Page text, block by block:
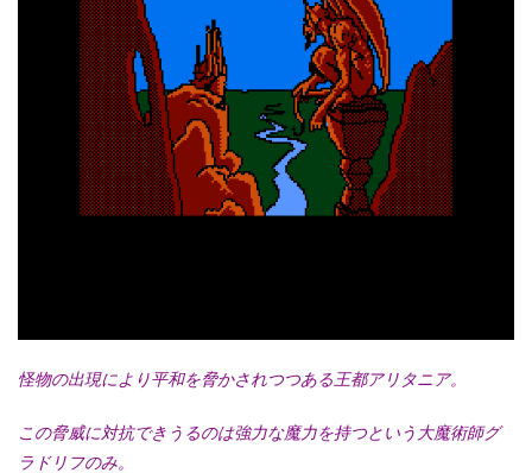
怪物の出現により平和を脅かされつつある王都アリタニア。
この脅威に対抗できうるのは強力な魔力を持つという大魔術師グ
ラドリフのみ。